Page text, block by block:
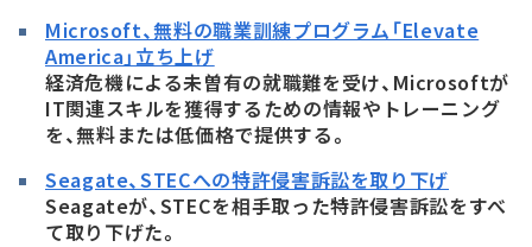
Microsoft、無料の職業訓練プログラム「Elevate
America」立ち上げ
経済危機による未曽有の就職難を受け、Microsoftが
IT関連スキルを獲得するための情報やトレーニング
を、無料または低価格で提供する。
Seagate、STECへの特許侵害訴訟を取り下げ
Seagateが、STECを相手取った特許侵害訴訟をすべ
て取り下げた。